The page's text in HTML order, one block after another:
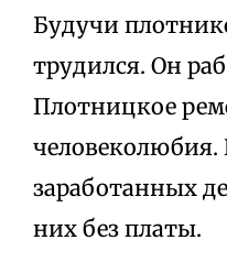
Будучи
трудился. Он
Плотницкое
человеколюбия.
заработанных
них без платы.